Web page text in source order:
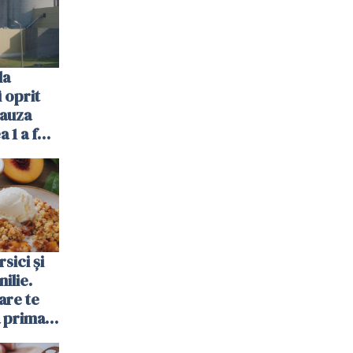
oprit
a fost
și
te
prima